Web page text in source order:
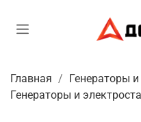
Главная
Генераторы
Генераторы и